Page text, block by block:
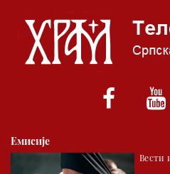
*најважније вести емитујемо
Емисије
Вести